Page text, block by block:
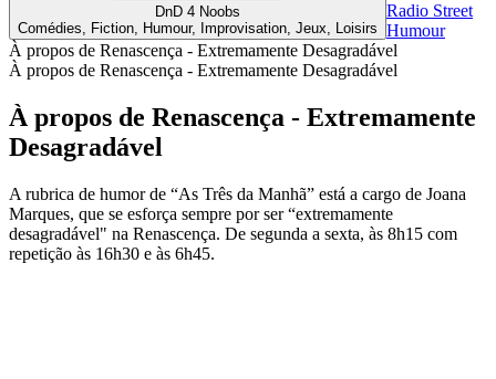
DnD 4 Noobs
Comédies, Fiction, Humour, Improvisation, Jeux, Loisirs
Radio Street
Humour
À propos de Renascença - Extremamente Desagradável
À propos de Renascença - Extremamente Desagradável
À propos de Renascença - Extremamente
Desagradável
A rubrica de humor de “As Três da Manhã” está a cargo de Joana
Marques, que se esforça sempre por ser “extremamente
desagradável" na Renascença. De segunda a sexta, às 8h15 com
repetição às 16h30 e às 6h45.